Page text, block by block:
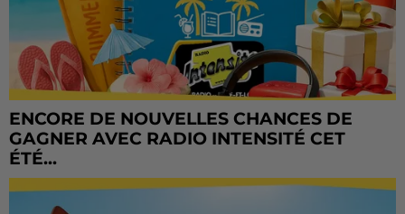
ENCORE DE NOUVELLES CHANCES DE
GAGNER AVEC RADIO INTENSITÉ CET
ÉTÉ...